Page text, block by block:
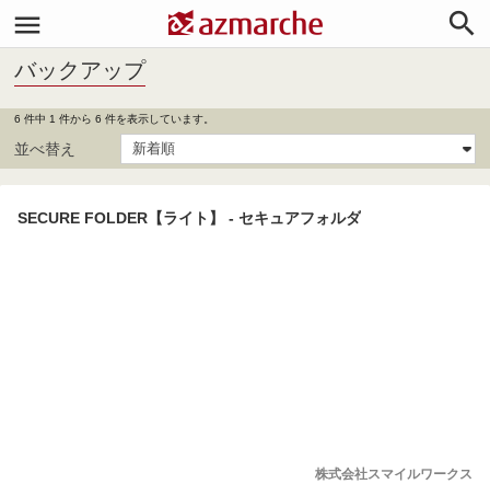


バックアップ
6 件中 1 件から 6 件を表示しています。
並べ替え
SECURE FOLDER【ライト】 - セキュアフォルダ
株式会社スマイルワークス